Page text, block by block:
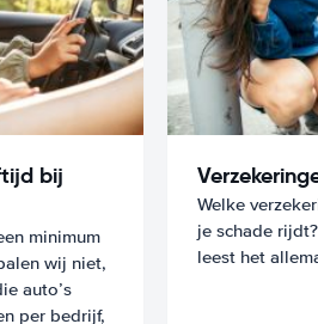
bij
minimum
wij niet,
auto’s
per bedrijf,
Welke
je schade
leest het